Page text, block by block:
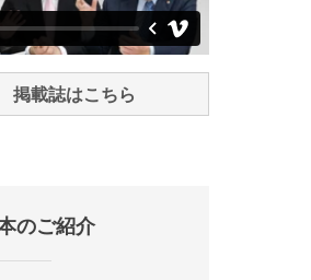
掲載誌はこちら
のご紹介